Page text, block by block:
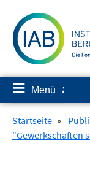
zum
Inhalt
≡ Menü ✘
Startseite »
"Gewerkschaften